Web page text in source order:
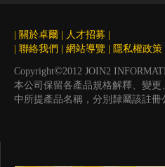
關於卓爾 人才招募
聯絡我們 網站導覽 隱私權政策
Copyright©2012 JOIN2
本公司保留各產品規格解釋、變
中所提產品名稱，分別隸屬該註冊